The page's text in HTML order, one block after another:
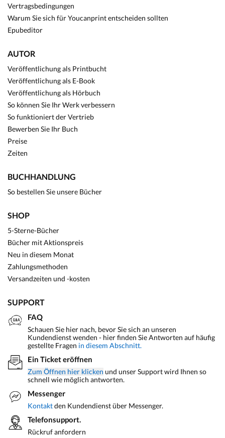
Vertragsbedingungen
Warum Sie sich für Youcanprint entscheiden sollten
Epubeditor
AUTOR
Veröffentlichung als Printbucht
Veröffentlichung als E-Book
Veröffentlichung als Hörbuch
So können Sie Ihr Werk verbessern
So funktioniert der Vertrieb
Bewerben Sie Ihr Buch
Preise
Zeiten
BUCHHANDLUNG
So bestellen Sie unsere Bücher
SHOP
5-Sterne-Bücher
Bücher mit Aktionspreis
Neu in diesem Monat
Zahlungsmethoden
Versandzeiten und -kosten
SUPPORT
FAQ
Schauen Sie hier nach, bevor Sie sich an unseren
Kundendienst wenden - hier finden Sie Antworten auf häufig
gestellte Fragen in diesem Abschnitt.
Ein Ticket eröffnen
Zum Öffnen hier klicken und unser Support wird Ihnen so
schnell wie möglich antworten.
Messenger
Kontaktden Kundendienst über Messenger.
Telefonsupport.
Rückruf anfordern